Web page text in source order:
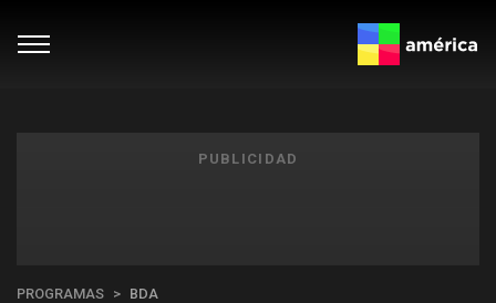
PUBLICIDAD
PROGRAMAS BDA